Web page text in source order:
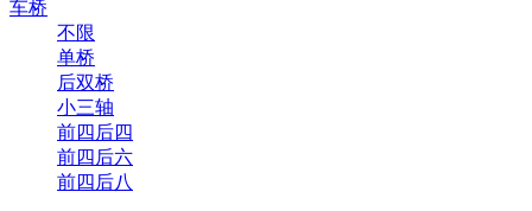
车桥
不限
单桥
后双桥
小三轴
前四后四
前四后六
前四后八